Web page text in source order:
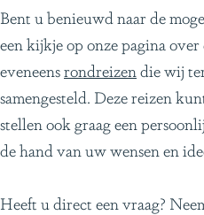
Bent u benieuwd naar de
een kijkje op onze pagina over
eveneensrondreizendie wij
samengesteld. Deze reizen
stellen ook graag een
de hand van uw wensen en
Heeft u direct een vraag?